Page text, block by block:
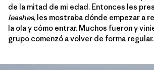
de la mitad de mi edad. Entonces les
leashes, les mostraba dónde empezar a
la ola y cómo entrar. Muchos fueron y
grupo comenzó a volver de forma regular.